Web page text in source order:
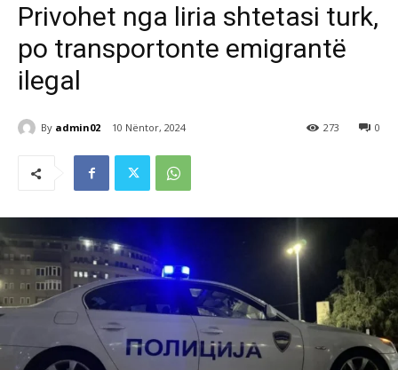
Privohet nga liria shtetasi turk,
po transportonte emigrantë
ilegal
By admin02 10 Nëntor, 2024 0
273